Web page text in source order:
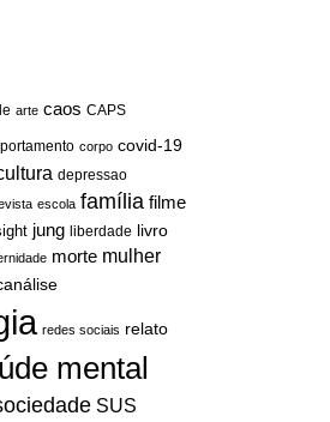
arte caos CAPS
corpo covid-19
depressao
escola família filme
jung liberdade livro
morte mulher
redes sociais relato
mental
SUS